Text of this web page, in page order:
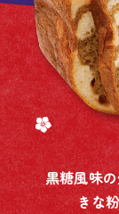
黒糖風味
きな